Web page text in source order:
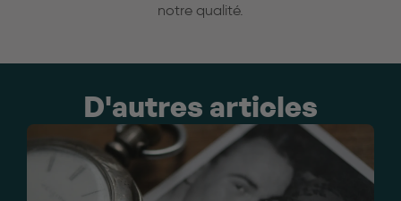
notre qualité.
D'autres articles